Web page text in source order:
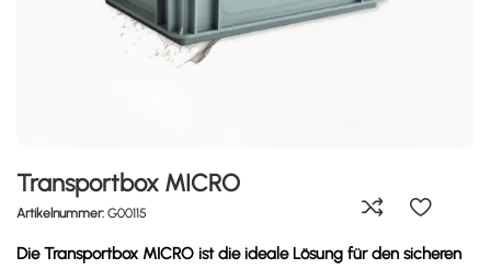
Transportbox MICRO
Artikelnummer: G00115
Die Transportbox MICRO ist die ideale Lösung für den sicheren